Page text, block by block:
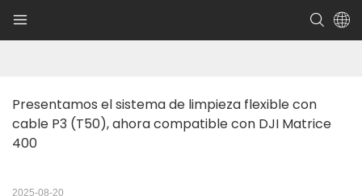
Presentamos el sistema de limpieza flexible con
cable P3 (T50), ahora compatible con DJI Matrice
400
2025-08-20